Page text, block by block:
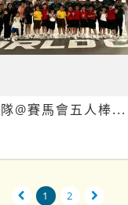
@賽馬會五人棒...
1 2